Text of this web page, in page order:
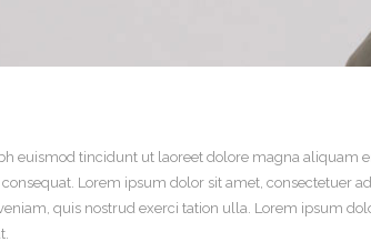
euismod tincidunt ut laoreet dolore magna aliquam
Lorem ipsum dolor sit amet, consectetuer
quis nostrud exerci tation ulla. Lorem ipsum